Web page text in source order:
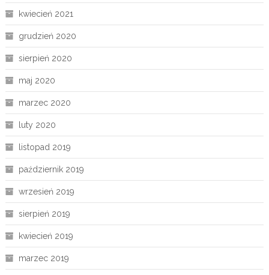
kwiecień 2021
grudzień 2020
sierpień 2020
maj 2020
marzec 2020
luty 2020
listopad 2019
październik 2019
wrzesień 2019
sierpień 2019
kwiecień 2019
marzec 2019